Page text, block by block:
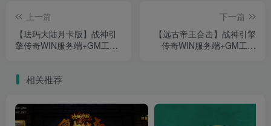
上一篇
【珐玛大陆月卡版】战神引
擎传奇WIN服务端+GM工具
下一篇
【远古帝王合击】战神引擎
传奇WIN服务端+GM工具
相关推荐